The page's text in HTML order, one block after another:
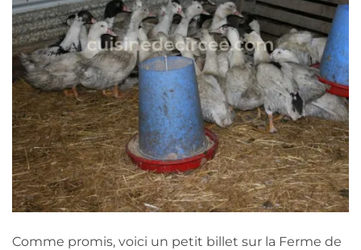
Comme promis, voici un petit billet sur la Ferme de